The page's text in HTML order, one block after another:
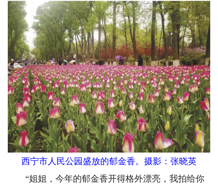
西宁市人民公园盛放的郁金香。摄影：张晓英
“姐姐，今年的郁金香开得格外漂亮，我拍给你